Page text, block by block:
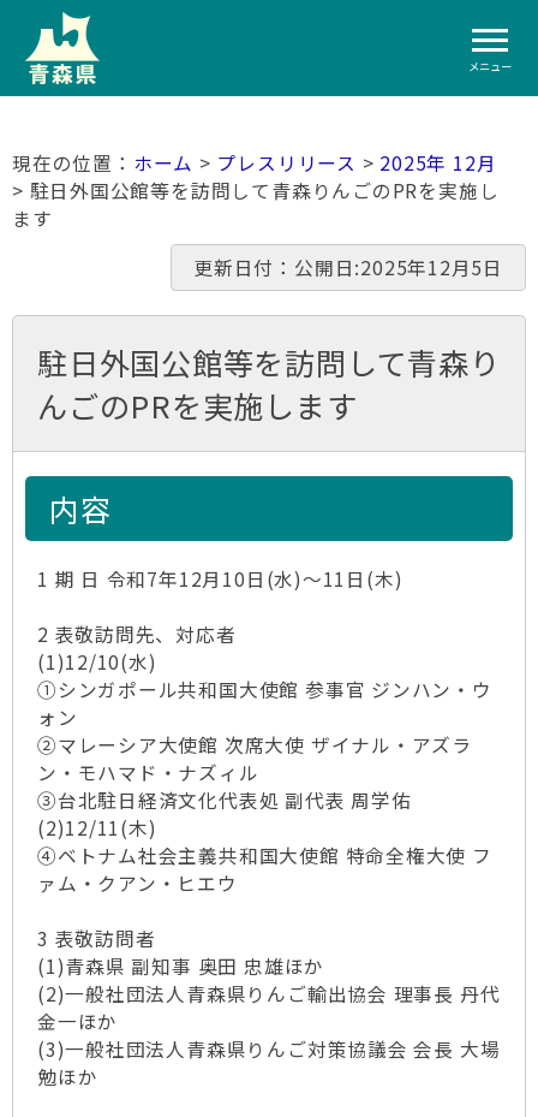
メニュー
ホーム > プレスリリース > 2025年 12月
> 駐日外国公館等を訪問して青森りんごのPRを実施し
ます
更新日付：公開日:2025年12月5日
駐日外国公館等を訪問して青森り
んごのPRを実施します
内容
1 期 日 令和7年12月10日(水)～11日(木)
2 表敬訪問先、対応者
(1)12/10(水)
①シンガポール共和国大使館 参事官 ジンハン・ウ
ォン
②マレーシア大使館 次席大使 ザイナル・アズラ
ン・モハマド・ナズィル
③台北駐日経済文化代表処 副代表 周学佑
(2)12/11(木)
④ベトナム社会主義共和国大使館 特命全権大使 フ
ァム・クアン・ヒエウ
3 表敬訪問者
(1)青森県 副知事 奥田 忠雄ほか
(2)一般社団法人青森県りんご輸出協会 理事長 丹代
金一ほか
(3)一般社団法人青森県りんご対策協議会 会長 大場
勉ほか